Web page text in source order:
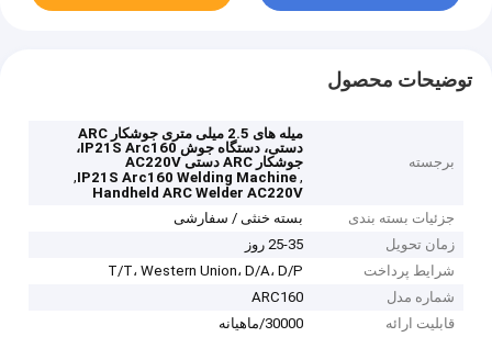
توضیحات محصول
برجسته
میله های 2.5 میلی متری جوشکار ARC
دستی، دستگاه جوش IP21S Arc160،
جوشکار ARC دستی AC220V
,
IP21S Arc160 Welding Machine
,
Handheld ARC Welder AC220V
جزئیات بسته بندی
بسته خنثی / سفارشی
زمان تحویل
25-35 روز
شرایط پرداخت
T/T، Western Union، D/A، D/P
شماره مدل
ARC160
قابلیت ارائه
30000/ماهیانه